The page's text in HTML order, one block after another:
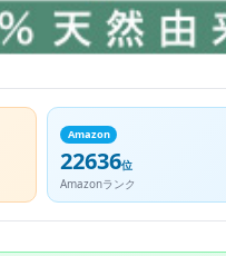
Amazon
22636位
Amazonランク